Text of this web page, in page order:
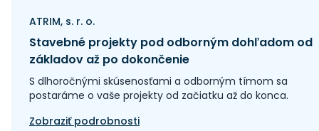
ATRIM, s. r. o.
Stavebné projekty pod odborným dohľadom od
základov až po dokončenie
S dlhoročnými skúsenosťami a odborným tímom sa
postaráme o vaše projekty od začiatku až do konca.
Zobraziť podrobnosti